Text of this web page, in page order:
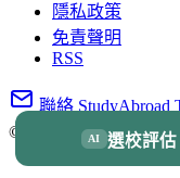
隱私政策
免責聲明
RSS
聯絡 StudyAbroad
© 2026 台灣留學通 |
AI 選校評估